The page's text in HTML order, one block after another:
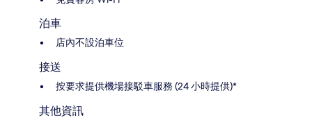
泊車
店內不設泊車位
接送
按要求提供機場接駁車服務 (24 小時提供)*
其他資訊